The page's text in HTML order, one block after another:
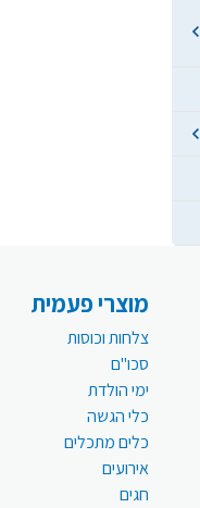
מוצרי פעמית
צלחות וכוסות
סכו"ם
ימי הולדת
כלי הגשה
כלים מתכלים
אירועים
חגים